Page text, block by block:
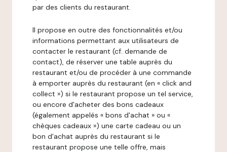
par des clients du restaurant.
Il propose en outre des fonctionnalités et/ou
informations permettant aux utilisateurs de
contacter le restaurant (cf. demande de
contact), de réserver une table auprès du
restaurant et/ou de procéder à une commande
à emporter auprès du restaurant (en « click and
collect ») si le restaurant propose un tel service,
ou encore d'acheter des bons cadeaux
(également appelés « bons d'achat » ou «
chèques cadeaux ») une carte cadeau ou un
bon d'achat auprès du restaurant si le
restaurant propose une telle offre, mais